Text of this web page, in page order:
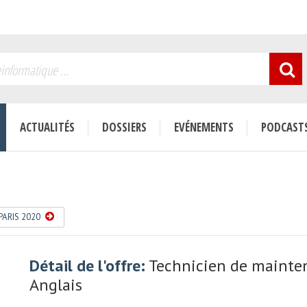
le site:
E.R.P.
Infra & Réseaux
ACTUALITÉS DOSSIERS EVÉNEMENTS
COMMENT RENFORCER LA RÉSILIENCE MÉTIER POUR SE PRO...
Détail de l'offre: Technicien de
Anglais